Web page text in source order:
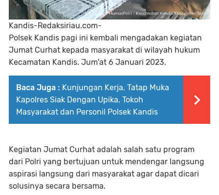
Kandis-Redaksiriau.com-
Polsek Kandis pagi ini kembali mengadakan kegiatan
Jumat Curhat kepada masyarakat di wilayah hukum
Kecamatan Kandis. Jum'at 6 Januari 2023.
Baca Juga : Kunjungan Kerja, Tatap Muka
Kapolres Siak Dengan Upika, Tokoh
Masyarakat dan Personil Polsek Kandis
Kegiatan Jumat Curhat adalah salah satu program
dari Polri yang bertujuan untuk mendengar langsung
aspirasi langsung dari masyarakat agar dapat dicari
solusinya secara bersama.